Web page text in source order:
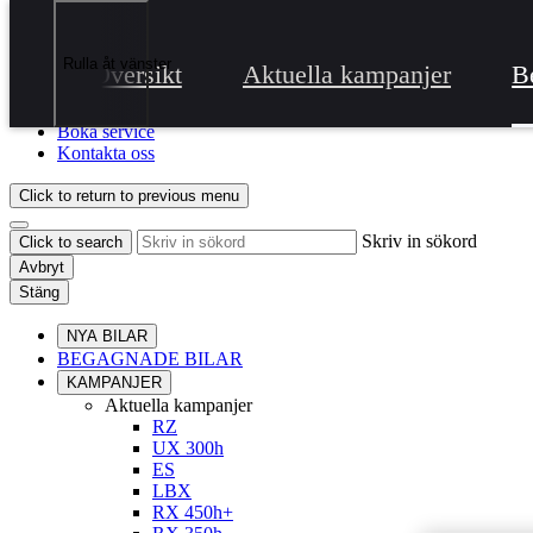
Jag vill.... Klicka för att stänga kontaktöverlägget
Boka service
Kontakta oss
Click to return to previous menu
Click to search Skriv in sökord
Avbryt
Stäng
NYA BILAR
BEGAGNADE BILAR
KAMPANJER
Aktuella kampanjer
RZ
UX 300h
ES
LBX
RX 450h+
Översikt Aktuella kampanjer
Rulla åt vänster